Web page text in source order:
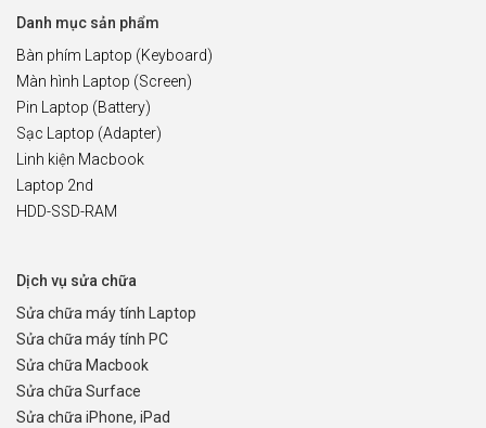
Danh mục sản phẩm
Bàn phím Laptop (Keyboard)
Màn hình Laptop (Screen)
Pin Laptop (Battery)
Sạc Laptop (Adapter)
Linh kiện Macbook
Laptop 2nd
HDD-SSD-RAM
Dịch vụ sửa chữa
Sửa chữa máy tính Laptop
Sửa chữa máy tính PC
Sửa chữa Macbook
Sửa chữa Surface
Sửa chữa iPhone, iPad